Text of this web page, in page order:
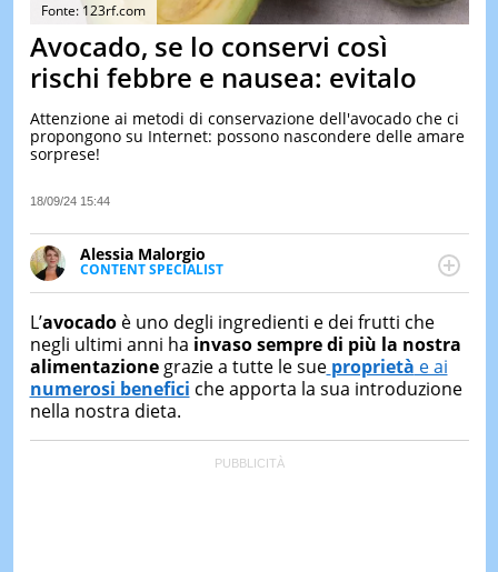
&
TEST
LE
LE
DI
IERI
Fonte: 123rf.com
Avocado, se lo conservi così
rischi febbre e nausea: evitalo
Attenzione ai metodi di conservazione dell'avocado che ci
propongono su Internet: possono nascondere delle amare
sorprese!
18/09/24 15:44
Alessia Malorgio
CONTENT SPECIALIST
Ha conseguito un Master in Marketing Management
occupa della creazione di contenuti in ottica SEO e
dello sviluppo di strategie marketing attraverso
canali digitali.
L’avocadoè uno degli ingredienti e dei frutti che
negli ultimi anni ha invaso sempre di più la nostra
alimentazionegrazie a tutte le sue proprietà e ai
numerosi benefici che apporta la sua introduzione
nella nostra dieta.